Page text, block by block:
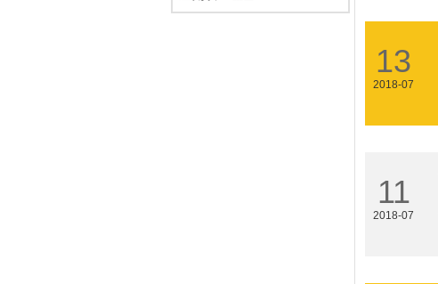
13
2018-07
11
2018-07